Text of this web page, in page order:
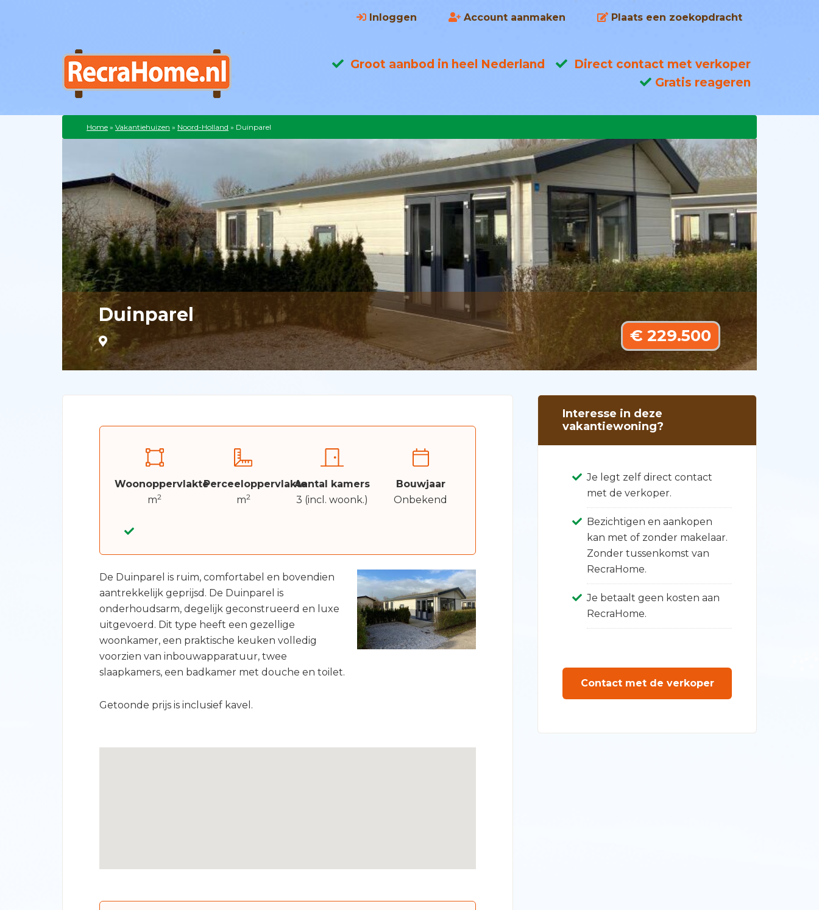
Inloggen Account aanmaken Plaats een zoekopdracht
Groot aanbod in heel Nederland
Direct contact met verkoper
Gratis reageren
Home » Vakantiehuizen » Noord-Holland » Duinparel
Duinparel
€ 229.500
Woonoppervlakte
m2
Perceeloppervlakte
m2
Aantal kamers
3 (incl. woonk.)
Bouwjaar
Onbekend
De Duinparel is ruim, comfortabel en bovendien
aantrekkelijk geprijsd. De Duinparel is
onderhoudsarm, degelijk geconstrueerd en luxe
uitgevoerd. Dit type heeft een gezellige
woonkamer, een praktische keuken volledig
voorzien van inbouwapparatuur, twee
slaapkamers, een badkamer met douche en toilet.
Getoonde prijs is inclusief kavel.
Interesse in deze
vakantiewoning?
Je legt zelf direct contact
met de verkoper.
Bezichtigen en aankopen
kan met of zonder makelaar.
Zonder tussenkomst van
RecraHome.
Je betaalt geen kosten aan
RecraHome.
Contact met de verkoper